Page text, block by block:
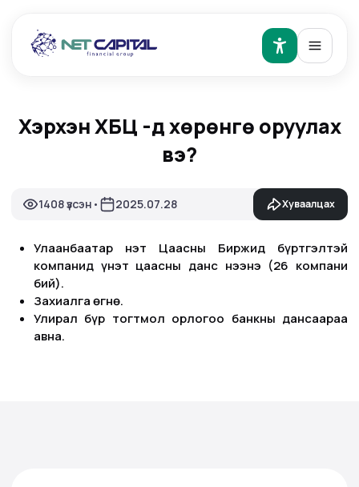
Хэрхэн ХБҮЦ -д хөрөнгө оруулах
вэ?
1408 үзсэн • 2025.07.28 Хуваалцах
Улаанбаатар Үнэт Цаасны Биржид бүртгэлтэй
компанид үнэт цаасны данс нээнэ (26 компани
бий).
Захиалга өгнө.
Улирал бүр тогтмол орлогоо банкны дансаараа
авна.